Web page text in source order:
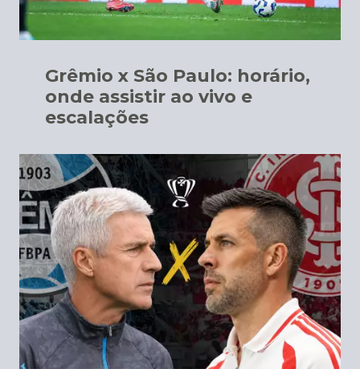
Grêmio x São Paulo: horário,
onde assistir ao vivo e
escalações